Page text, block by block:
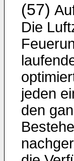
(57)
Die
jeden
den